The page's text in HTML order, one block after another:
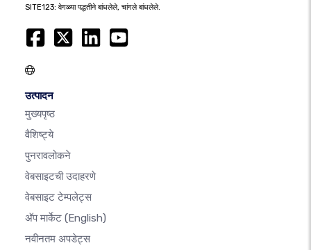
SITE123: वेगळ्या पद्धतीने बांधलेले, चांगले बांधलेले.
उत्पादन
मुख्यपृष्ठ
वैशिष्ट्ये
पुनरावलोकने
वेबसाइटची उदाहरणे
वेबसाइट टेम्पलेट्स
अ‍ॅप मार्केट (English)
नवीनतम अपडेट्स